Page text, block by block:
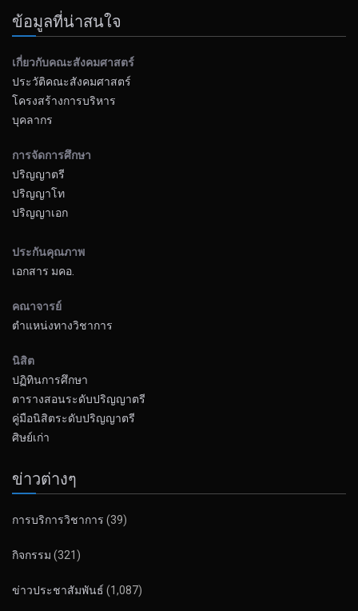
ข้อมูลที่น่าสนใจ
เกี่ยวกับคณะสังคมศาสตร์
ประวัติคณะสังคมศาสตร์
โครงสร้างการบริหาร
บุคลากร
การจัดการศึกษา
ปริญญาตรี
ปริญญาโท
ปริญญาเอก
ประกันคุณภาพ
เอกสาร มคอ.
คณาจารย์
ตำแหน่งทางวิชาการ
นิสิต
ปฏิทินการศึกษา
ตารางสอนระดับปริญญาตรี
คู่มือนิสิตระดับปริญญาตรี
ศิษย์เก่า
ข่าวต่างๆ
การบริการวิชาการ (39)
กิจกรรม (321)
ข่าวประชาสัมพันธ์ (1,087)